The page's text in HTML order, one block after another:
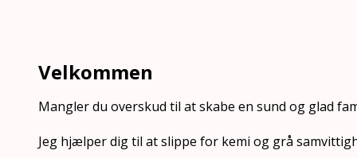
Velkommen
Mangler du overskud til at skabe en sund og glad
Jeg hjælper dig til at slippe for kemi og grå